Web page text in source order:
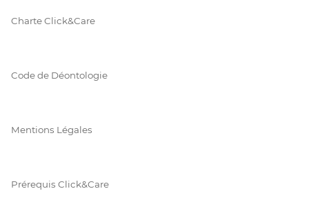
Charte Click&Care
Code de Déontologie
Mentions Légales
Prérequis Click&Care